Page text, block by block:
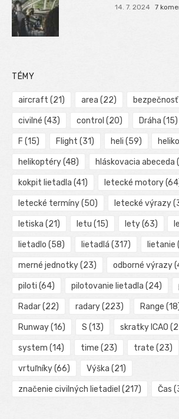
14. 7. 2024 7
TÉMY
aircraft (21) area (22) bezpečnosť
civilné (43) control (20) Dráha (15)
F (15) Flight (31) heli (59)
helikoptéry(48) hláskovacia abeceda
kokpit lietadla (41) letecké motory
letecké termíny(50) letecké výrazy
letiska (21) letu (15) lety(63)
lietadlo (58) lietadlá (317) lietanie
merné jednotky(23) odborné výrazy
piloti (64) pilotovanie lietadla (24)
Radar(22) radary(223) Range
Runway(16) S (13) skratky ICAO
system (14) time (23) trate (23)
vrtuľníky(66) Výška (21)
značenie civilných lietadiel (217) Čas